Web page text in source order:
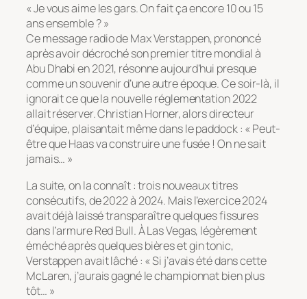
« Je vous aime les gars. On fait ça encore 10 ou 15
ans ensemble ? »
Ce message radio de Max Verstappen, prononcé
après avoir décroché son premier titre mondial à
Abu Dhabi en 2021, résonne aujourd’hui presque
comme un souvenir d’une autre époque. Ce soir-là, il
ignorait ce que la nouvelle réglementation 2022
allait réserver. Christian Horner, alors directeur
d’équipe, plaisantait même dans le paddock : « Peut-
être que Haas va construire une fusée ! On ne sait
jamais… »
La suite, on la connaît : trois nouveaux titres
consécutifs, de 2022 à 2024. Mais l’exercice 2024
avait déjà laissé transparaître quelques fissures
dans l’armure Red Bull. À Las Vegas, légèrement
éméché après quelques bières et gin tonic,
Verstappen avait lâché : « Si j’avais été dans cette
McLaren, j’aurais gagné le championnat bien plus
tôt… »